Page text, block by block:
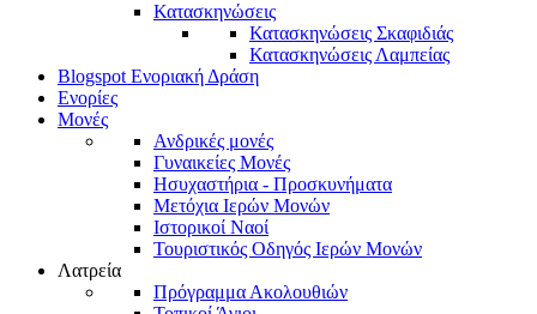
Κατασκηνώσεις
Κατασκηνώσεις Σκαφιδιάς
Κατασκηνώσεις Λαμπείας
Blogspot Ενοριακή Δράση
Ενορίες
Μονές
Ανδρικές μονές
Γυναικείες Μονές
Ησυχαστήρια - Προσκυνήματα
Μετόχια Ιερών Μονών
Ιστορικοί Ναοί
Τουριστικός Οδηγός Ιερών Μονών
Λατρεία
Πρόγραμμα Ακολουθιών